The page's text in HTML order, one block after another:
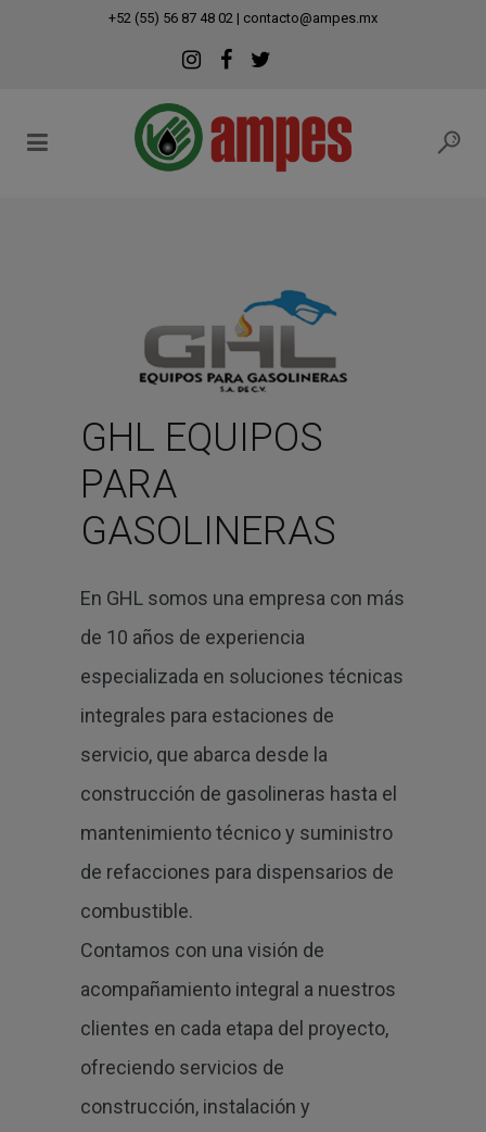
+52 (55) 56 87 48 02 | contacto@ampes.mx
GHL EQUIPOS
PARA
GASOLINERAS
En GHL somos una empresa con más
de 10 años de experiencia
especializada en soluciones técnicas
integrales para estaciones de
servicio, que abarca desde la
construcción de gasolineras hasta el
mantenimiento técnico y suministro
de refacciones para dispensarios de
combustible.
Contamos con una visión de
acompañamiento integral a nuestros
clientes en cada etapa del proyecto,
ofreciendo servicios de
construcción, instalación y
modal-check